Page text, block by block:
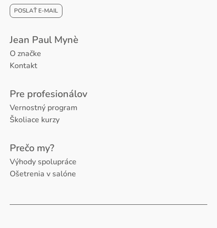
POSLAŤ E-MAIL
Jean Paul Mynè
O značke
Kontakt
Pre profesionálov
Vernostný program
Školiace kurzy
Prečo my?
Výhody spolupráce
Ošetrenia v salóne